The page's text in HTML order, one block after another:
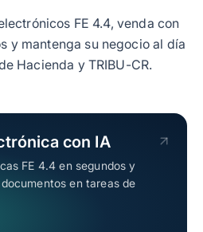
FE 4.4, venda con
y mantenga su negocio al día
Hacienda y TRIBU-CR.
con IA
FE 4.4 en segundos y
en tareas de